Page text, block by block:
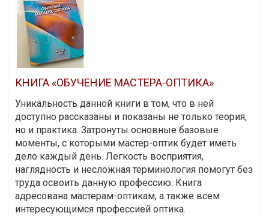
КНИГА «ОБУЧЕНИЕ МАСТЕРА-ОПТИКА»
Уникальность данной книги в том, что в ней
доступно рассказаны и показаны не только теория,
но и практика. Затронуты основные базовые
моменты, с которыми мастер-оптик будет иметь
дело каждый день. Легкость восприятия,
наглядность и несложная терминология помогут без
труда освоить данную профессию. Книга
адресована мастерам-оптикам, а также всем
интересующимся профессией оптика.